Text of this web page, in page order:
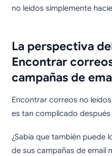
no leídos simplemente
La perspectiva
Encontrar
campañas de
Encontrar correos no
es tan complicado
¿Sabía que también puede
de sus campañas de email